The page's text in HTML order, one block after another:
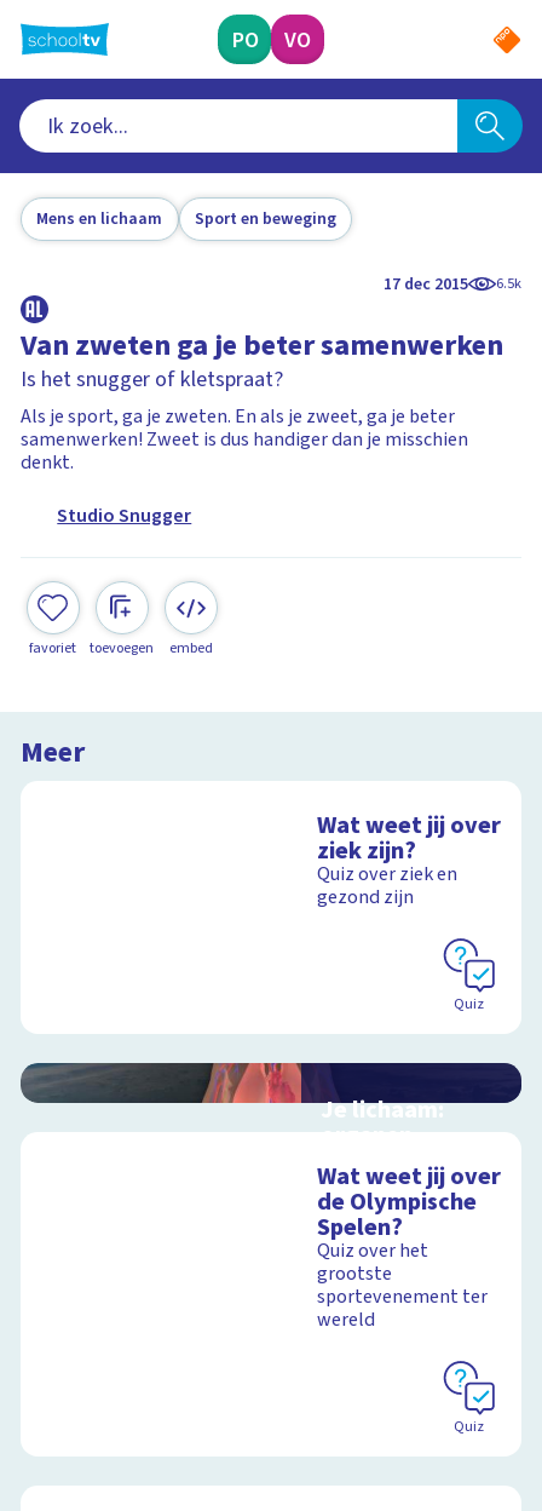
naar
hoofdinhoud
PO VO
Mens en lichaam Sport en beweging
17 dec 2015 6.5k
Van zweten ga je beter samenwerken
Is het snugger of kletspraat?
Als je sport, ga je zweten. En als je zweet, ga je beter
samenwerken! Zweet is dus handiger dan je misschien
denkt.
Studio Snugger
favoriet toevoegen embed
Meer
Wat weet jij over
ziek zijn?
Quiz over ziek en
gezond zijn
Quiz
Je lichaam:
organen
schoolplaat langs je
organen
Schoolplaat
Wat weet jij over
de Olympische
Spelen?
Quiz over het
grootste
sportevenement ter
wereld
Quiz